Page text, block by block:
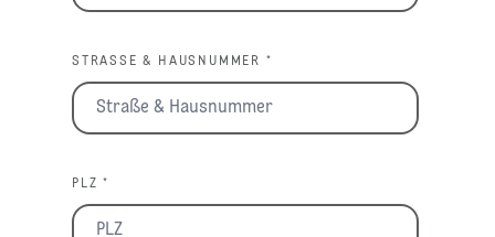
STRASSE & HAUSNUMMER *
PLZ *